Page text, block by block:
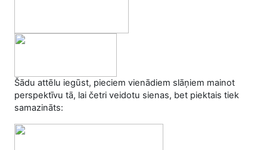
Šādu attēlu iegūst, pieciem vienādiem slāņiem mainot
perspektīvu tā, lai četri veidotu sienas, bet piektais tiek
samazināts: